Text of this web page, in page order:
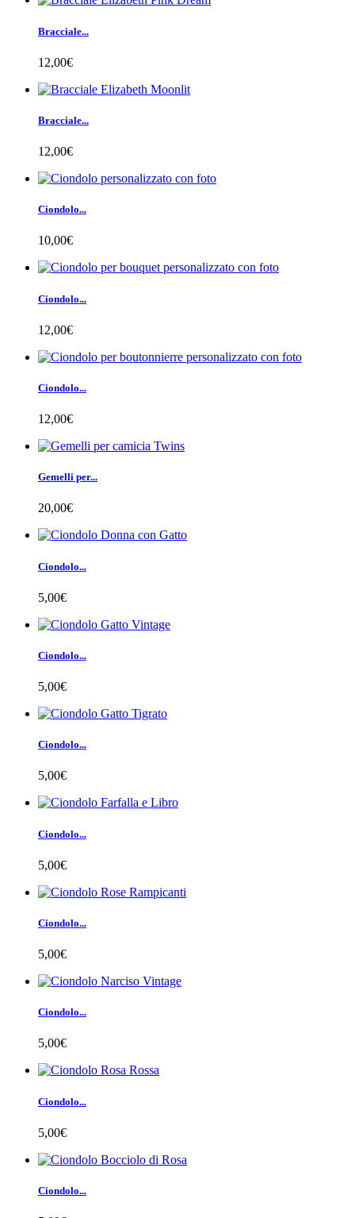
Bracciale...
12,00€
Bracciale...
12,00€
Ciondolo...
10,00€
Ciondolo...
12,00€
Ciondolo...
12,00€
Gemelli per...
20,00€
Ciondolo...
5,00€
Ciondolo...
5,00€
Ciondolo...
5,00€
Ciondolo...
5,00€
Ciondolo...
5,00€
Ciondolo...
5,00€
Ciondolo...
5,00€
Ciondolo...